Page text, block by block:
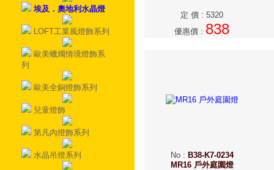
埃及．奧地利水晶燈
LOFT工業風燈飾系列
歐美蠟燭情境燈飾系
列
歐美全銅燈飾系列
兒童燈飾
第凡內燈飾系列
水晶吊燈系列
定 價 : 5320
優惠價 : 838
No: B38-K7-0234
MR16 戶外庭園燈